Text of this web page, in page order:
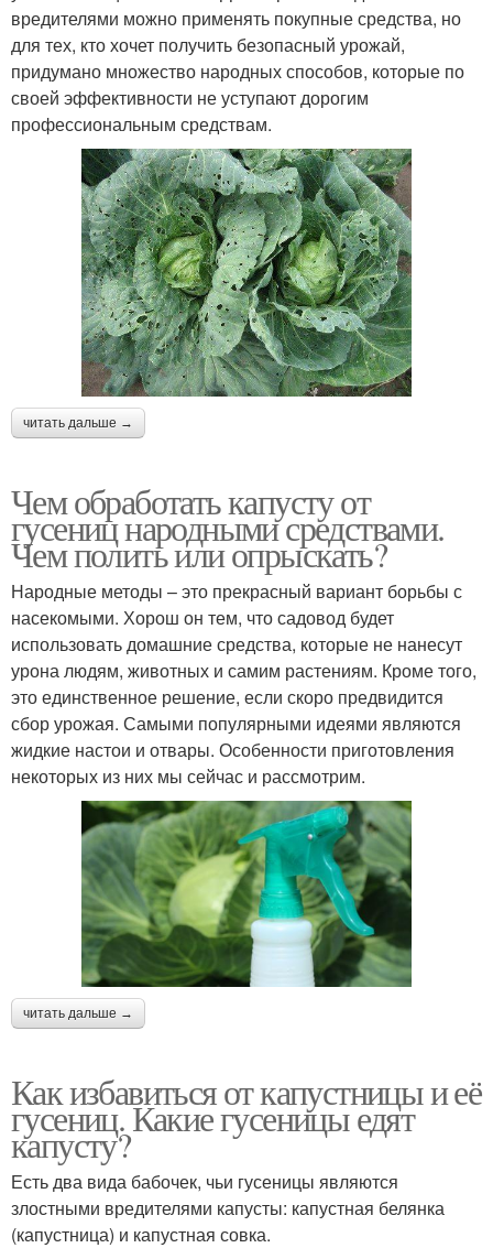
вредителями можно применять покупные средства, но
для тех, кто хочет получить безопасный урожай,
придумано множество народных способов, которые по
своей эффективности не уступают дорогим
профессиональным средствам.
читать дальше →
Чем обработать капусту от
гусениц народными средствами.
Чем полить или опрыскать?
Народные методы – это прекрасный вариант борьбы с
насекомыми. Хорош он тем, что садовод будет
использовать домашние средства, которые не нанесут
урона людям, животных и самим растениям. Кроме того,
это единственное решение, если скоро предвидится
сбор урожая. Самыми популярными идеями являются
жидкие настои и отвары. Особенности приготовления
некоторых из них мы сейчас и рассмотрим.
читать дальше →
Как избавиться от капустницы и её
гусениц. Какие гусеницы едят
капусту?
Есть два вида бабочек, чьи гусеницы являются
злостными вредителями капусты: капустная белянка
(капустница) и капустная совка.